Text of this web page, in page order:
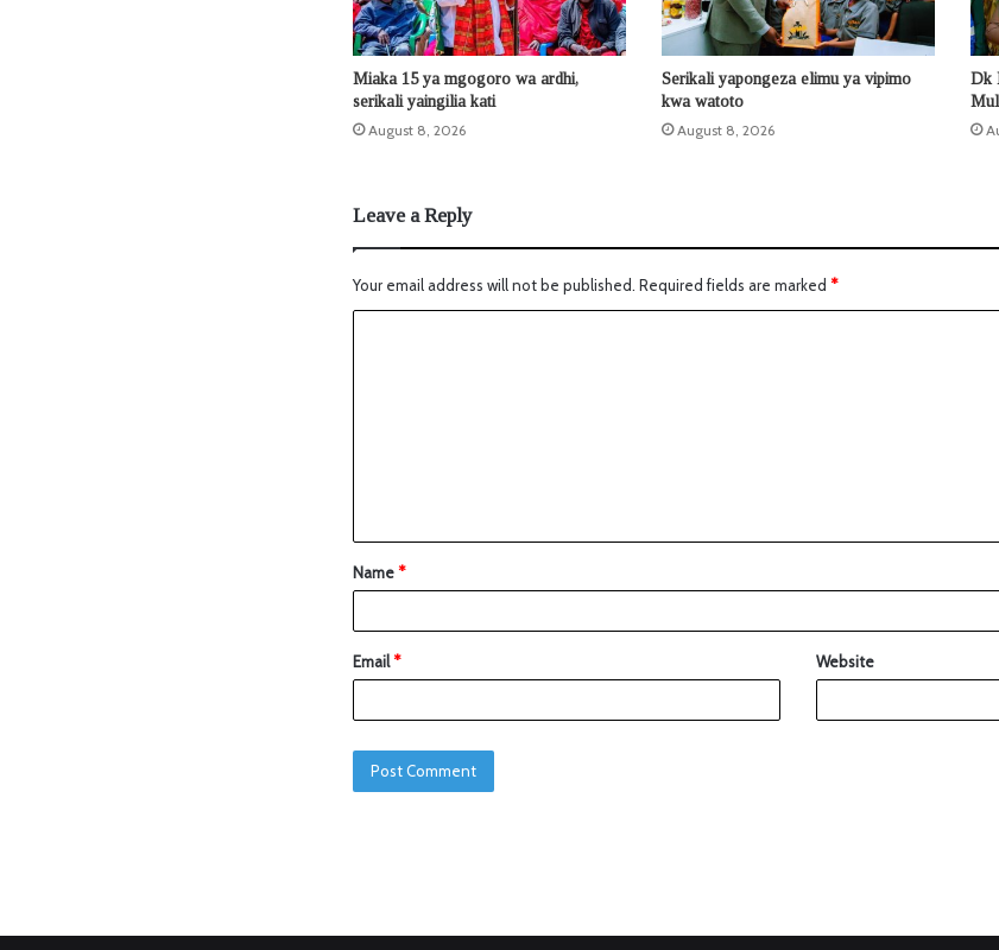
Miaka 15 ya mgogoro wa ardhi,
serikali yaingilia kati
August 8, 2026
Serikali yapongeza elimu ya vipimo
kwa watoto
August 8, 2026
Dk
Leave a Reply
Your email address will not be published. Required fields are marked *
Name*
Email* Website